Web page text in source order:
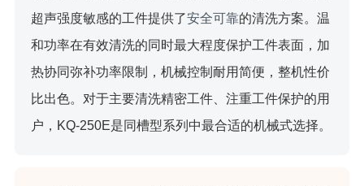
超声强度敏感的工件提供了安全可靠的清洗方案。温
和功率在有效清洗的同时最大程度保护工件表面，加
热协同弥补功率限制，机械控制耐用简便，整机性价
比出色。对于主要清洗精密工件、注重工件保护的用
户，KQ-250E是同槽型系列中最合适的机械式选择。